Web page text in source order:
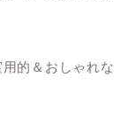
的＆おしゃれな